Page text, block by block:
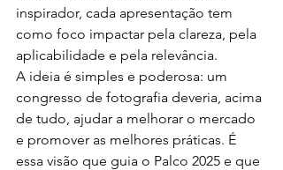
inspirador, cada apresentação tem
como foco impactar pela clareza, pela
aplicabilidade e pela relevância.
A ideia é simples e poderosa: um
congresso de fotografia deveria, acima
de tudo, ajudar a melhorar o mercado
e promover as melhores práticas. É
essa visão que guia o Palco 2025 e que